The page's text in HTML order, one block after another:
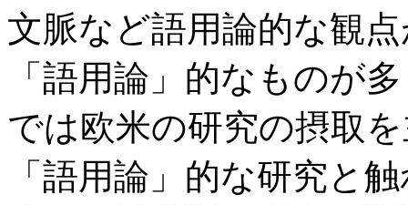
文脈など語用論的な観
「語用論」的なものが
では欧米の研究の摂取
「語用論」的な研究と